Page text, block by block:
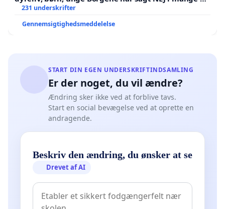
Der er
231 underskrifter
Gennemsigtighedsmeddelelse
START DIN EGEN UNDERSKRIFTINDSAMLING
Er der noget, du vil ændre?
Ændring sker ikke ved at forblive tavs.
Start en social bevægelse ved at oprette en
andragende.
Beskriv den ændring, du ønsker at se
Drevet af AI